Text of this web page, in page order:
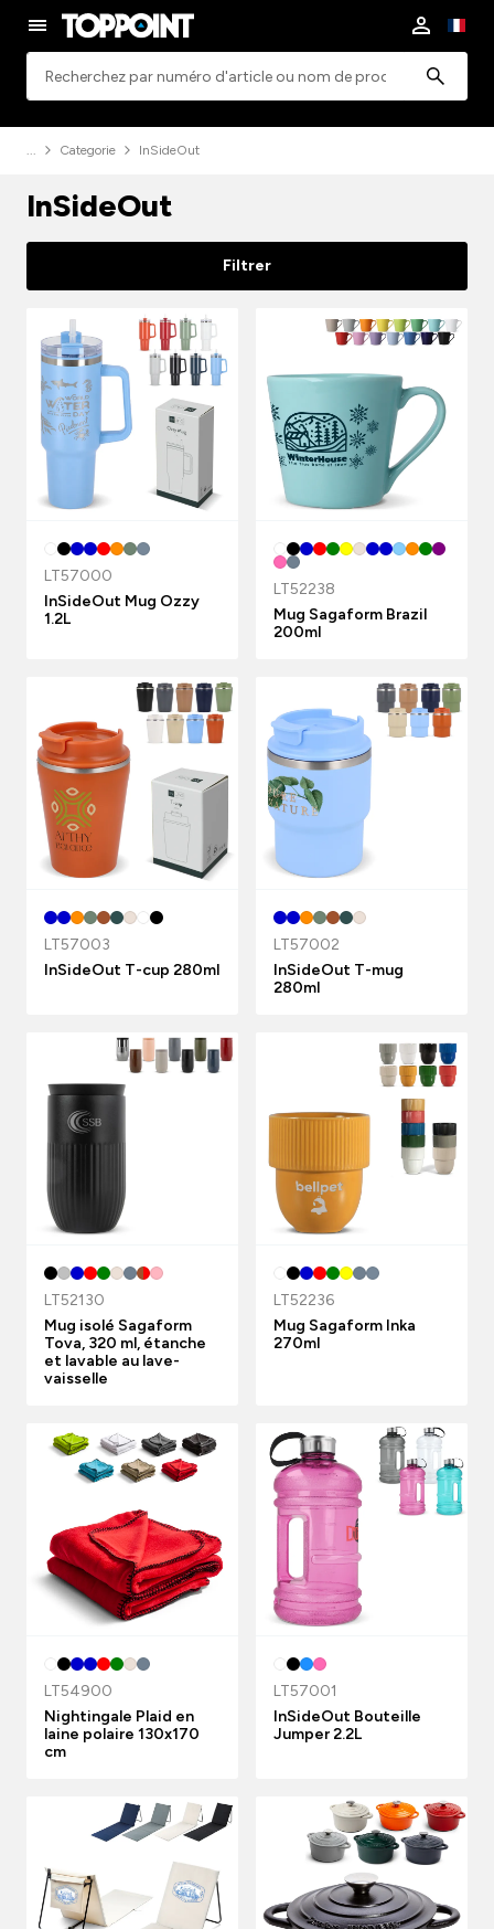
Categorie InSideOut
InSideOut
Filtrer
LT57000
InSideOut Mug Ozzy
1.2L
LT52238
Mug Sagaform Brazil
200ml
LT57003
InSideOut T-cup 280ml
LT57002
InSideOut T-mug
280ml
LT52130
Mug isolé Sagaform
Tova, 320 ml, étanche
et lavable au lave-
vaisselle
LT52236
Mug Sagaform Inka
270ml
LT54900
Nightingale Plaid en
laine polaire 130x170
cm
LT57001
InSideOut Bouteille
Jumper 2.2L